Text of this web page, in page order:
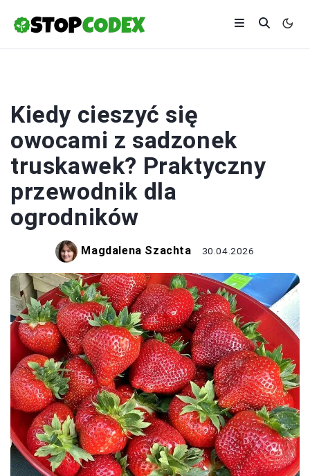
Kiedy cieszyć się
owocami z sadzonek
truskawek? Praktyczny
przewodnik dla
ogrodników
Magdalena Szachta 30.04.2026